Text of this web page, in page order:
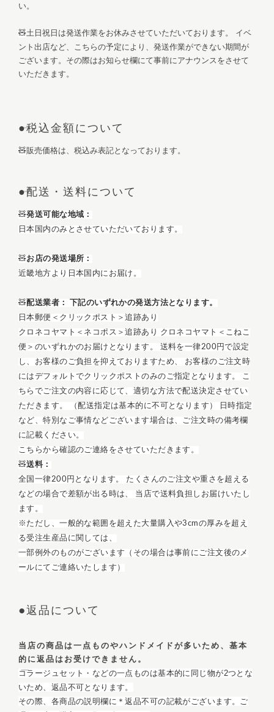
い。
🧸土日祝日は発送作業をお休みさせていただいております。 イベ
ント出店など、こちらの予定により、発送作業ができない期間が
ございます。その際はお知らせ欄にて事前にアナウンスをさせて
いただきます。
●税込金額について
🧸販売価格は、税込み表記となっております。
●配送・送料について
🧸発送可能な地域：
日本国内のみとさせていただいております。
🧸お店の発送場所：
近畿地方より日本国内にお届け。
🧸配送業者： 下記のいずれかの発送方法となります。
日本郵便＜クリックポスト＞追跡あり
クロネコヤマト＜ネコポス＞追跡あり クロネコヤマト＜こねこ
便＞のいずれかのお届けとなります。 送料を一律200円で設定
し、お客様のご負担を抑えておりますため、
お客様のご注文時
にはデフォルトでクリックポストのみのご指定となります。
こ
ちらでご注文の内容に応じて、適切な方法で配送決定させてい
ただきます。 （配送指定は基本的に不可となります） 日時指定
など、特別なご事情などございます場合は、ご注文時の備考欄
に記載ください。
こちらから確認のご連絡をさせていただきます。
🧸送料：
全国一律200円となります。 たくさんのご注文や重さを超える
などの場合で差額が出る時は、 当店で送料負担しお届けいたし
ます。
※ただし、一般的な範囲を超えた大量購入や3cmの厚みを超え
る受注生産品 に関しては、
一部例外のものがございます（その場合は事前にご注文後のメ
ールにてご連絡いたします）
●返品について
当店の商品は一点ものやハンドメイドが多いため、基本
的に返品はお受けできません。
コラージュセット・などの一点ものは基本的に同じ物が2つとな
いため、返品不可となります。
その際、各商品の説明欄に＊返品不可の記載がございます。ご